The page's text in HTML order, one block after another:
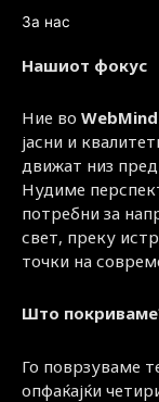
За нас
Нашиот фокус
Ние во
јасни и
движат низ
Нудиме
потребни за
свет, преку
точки на
Што
Го поврзуваме
опфаќајќи